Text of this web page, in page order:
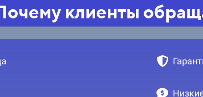
клиенты